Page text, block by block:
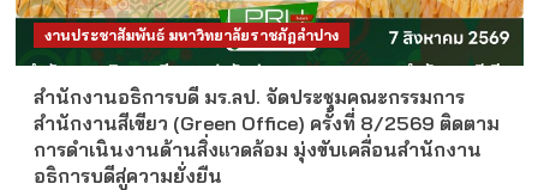
งานประชาสัมพันธ์ มหาวิทยาลัยราชภัฏลำปาง
สำนักงานอธิการบดี มร.ลป. จัดประชุมคณะกรรมการ
สำนักงานสีเขียว (Green Office) ครั้งที่ 8/2569 ติดตาม
การดำเนินงานด้านสิ่งแวดล้อม มุ่งขับเคลื่อนสำนักงาน
อธิการบดีสู่ความยั่งยืน